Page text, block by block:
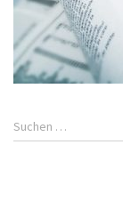
S
u
Suchen …